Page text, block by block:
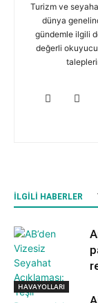
Turizm ve
dünya
gündemle ilgili
değerli
İLGILI HABERLER
HAVAYOLLARI